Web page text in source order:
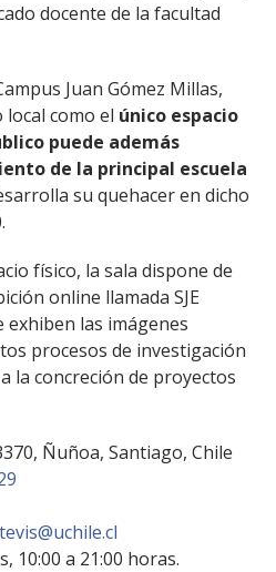
Egresadas/os
docente de la facultad
Juan Gómez Millas,
como el único espacio
puede además
de la principal escuela
su quehacer en dicho
físico, la sala dispone de
online llamada SJE
exhiben las imágenes
procesos de investigación
la concreción de proyectos
Ñuñoa, Santiago, Chile
10:00 a 21:00 horas.